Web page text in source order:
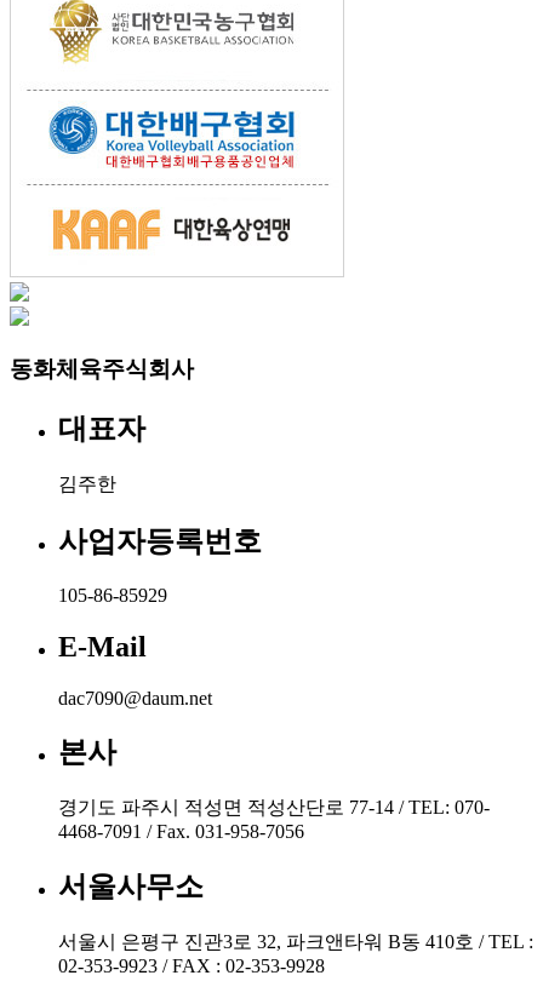
동화체육주식회사
대표자
김주한
사업자등록번호
105-86-85929
E-Mail
dac7090@daum.net
본사
경기도 파주시 적성면 적성산단로 77-14 / TEL: 070-
4468-7091 / Fax. 031-958-7056
서울사무소
서울시 은평구 진관3로 32, 파크앤타워 B동 410호 / TEL :
02-353-9923 / FAX : 02-353-9928